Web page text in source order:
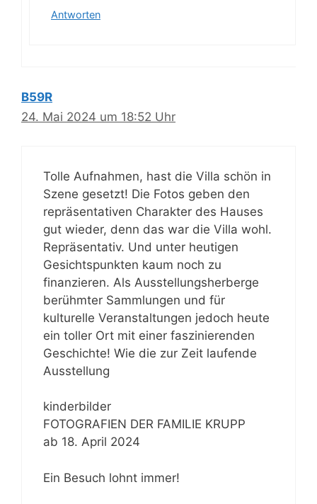
Antworten
B59R
24. Mai 2024 um 18:52 Uhr
Tolle Aufnahmen, hast die Villa schön in
Szene gesetzt! Die Fotos geben den
repräsentativen Charakter des Hauses
gut wieder, denn das war die Villa wohl.
Repräsentativ. Und unter heutigen
Gesichtspunkten kaum noch zu
finanzieren. Als Ausstellungsherberge
berühmter Sammlungen und für
kulturelle Veranstaltungen jedoch heute
ein toller Ort mit einer faszinierenden
Geschichte! Wie die zur Zeit laufende
Ausstellung
kinderbilder
FOTOGRAFIEN DER FAMILIE KRUPP
ab 18. April 2024
Ein Besuch lohnt immer!